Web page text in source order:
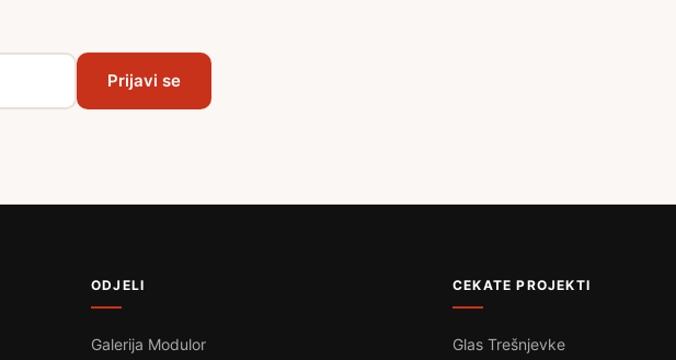
Prijavi se
ODJELI
Galerija Modulor
CEKATE PROJEKTI
Glas Trešnjevke